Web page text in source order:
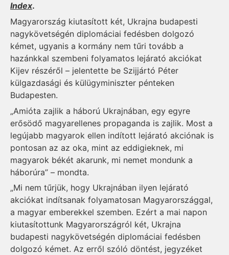
Index.
Magyarország kiutasított két, Ukrajna budapesti
nagykövetségén diplomáciai fedésben dolgozó
kémet, ugyanis a kormány nem tűri tovább a
hazánkkal szembeni folyamatos lejárató akciókat
Kijev részéről – jelentette be Szijjártó Péter
külgazdasági és külügyminiszter pénteken
Budapesten.
„Amióta zajlik a háború Ukrajnában, egy egyre
erősödő magyarellenes propaganda is zajlik. Most a
legújabb magyarok ellen indított lejárató akciónak is
pontosan az az oka, mint az eddigieknek, mi
magyarok békét akarunk, mi nemet mondunk a
háborúra” – mondta.
„Mi nem tűrjük, hogy Ukrajnában ilyen lejárató
akciókat indítsanak folyamatosan Magyarországgal,
a magyar emberekkel szemben. Ezért a mai napon
kiutasítottunk Magyarországról két, Ukrajna
budapesti nagykövetségén diplomáciai fedésben
dolgozó kémet. Az erről szóló döntést, jegyzéket